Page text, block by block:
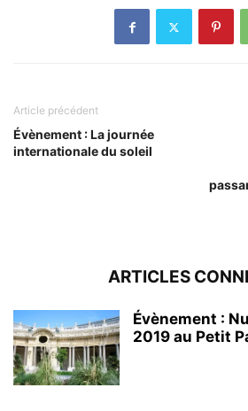
Article précédent
Évènement : La journée
internationale du soleil
ARTICLES
Évènement :
2019 au Petit